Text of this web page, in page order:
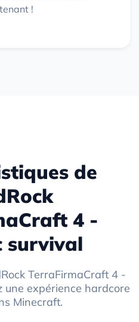
!
de
4 -
survival
TerraFirmaCraft 4 -
expérience hardcore
Minecraft.